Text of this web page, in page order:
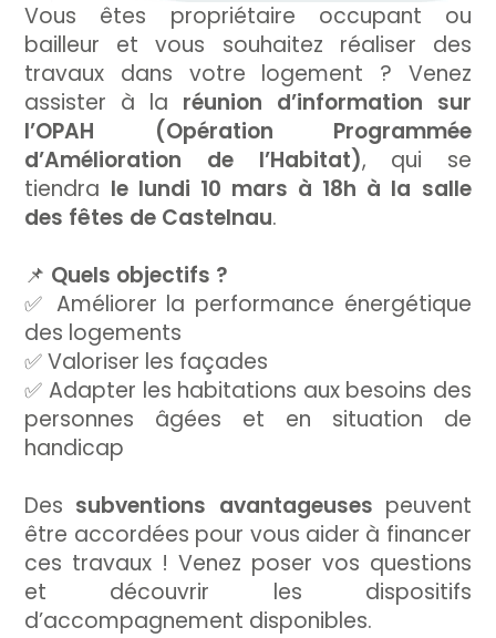
Vous êtes propriétaire occupant ou
bailleur et vous souhaitez réaliser des
travaux dans votre logement ? Venez
assister à la réunion d’information sur
l’OPAH (Opération Programmée
d’Amélioration de l’Habitat), qui se
tiendra le lundi 10 mars à 18h à la salle
des fêtes de Castelnau.
📌 Quels objectifs ?
✅ Améliorer la performance énergétique
des logements
✅ Valoriser les façades
✅ Adapter les habitations aux besoins des
personnes âgées et en situation de
handicap
Des subventions avantageuses peuvent
être accordées pour vous aider à financer
ces travaux ! Venez poser vos questions
et découvrir les dispositifs
d’accompagnement disponibles.